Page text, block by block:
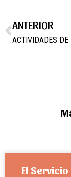
ANTERIOR
ACTIVIDADES DE
El